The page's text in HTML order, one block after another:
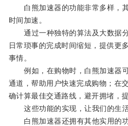
白熊加速器的功能非常多样，其
时间加速。
通过一种独特的算法及大数据
日常琐事的完成时间缩短，提供更
事情。
例如，在购物时，白熊加速器可
通道，帮助用户快速完成购物；在
确计算最佳交通路线，避开拥堵，
这些功能的实现，让我们的生活
白熊加速器还拥有其他实用的功